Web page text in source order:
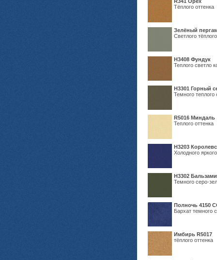
Тёплого оттенка
Зелёный
Светлого
Н3408 Фундук
Теплого светло
Н3301 Горный
Темного теплого
R5016 Миндаль
Теплого оттенка
Н3203
Холодного
Н3302
Темного серо-
Полночь 4150
Бархат темного
Имбирь R5017
тёплого оттенка